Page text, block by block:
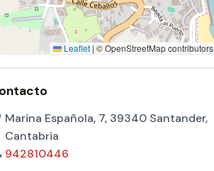
Leaflet|© OpenStreetMap contributors
Marina Española, 7, 39340 Santander,
Cantabria
942810446